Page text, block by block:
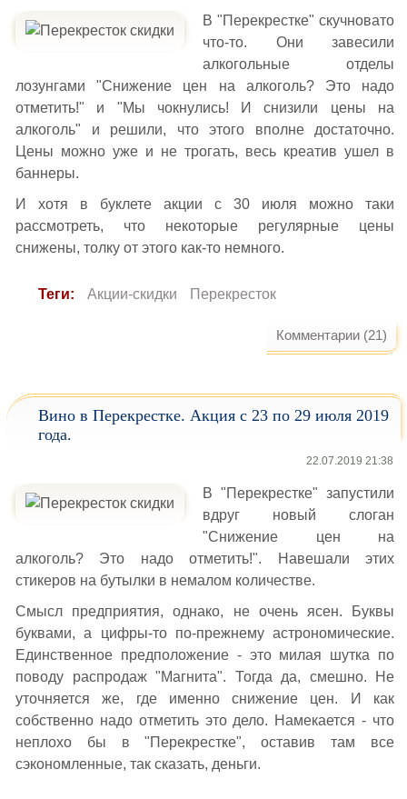
В "Перекрестке" скучновато
что-то. Они завесили
алкогольные отделы
лозунгами "Снижение цен на алкоголь? Это надо
отметить!" и "Мы чокнулись! И снизили цены на
алкоголь" и решили, что этого вполне достаточно.
Цены можно уже и не трогать, весь креатив ушел в
баннеры.
И хотя в буклете акции с 30 июля можно таки
рассмотреть, что некоторые регулярные цены
снижены, толку от этого как-то немного.
Теги: Акции-скидки Перекресток
Комментарии (21)
Вино в Перекрестке. Акция с 23 по 29 июля 2019
года.
22.07.2019 21:38
В "Перекрестке" запустили
вдруг новый слоган
"Снижение цен на
алкоголь? Это надо отметить!". Навешали этих
стикеров на бутылки в немалом количестве.
Смысл предприятия, однако, не очень ясен. Буквы
буквами, а цифры-то по-прежнему астрономические.
Единственное предположение - это милая шутка по
поводу распродаж "Магнита". Тогда да, смешно. Не
уточняется же, где именно снижение цен. И как
собственно надо отметить это дело. Намекается - что
неплохо бы в "Перекрестке", оставив там все
сэкономленные, так сказать, деньги.